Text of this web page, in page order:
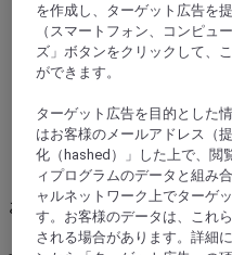
お食事やお飲み物を通じた
を作成し、ターゲット広告を
（スマートフォン、コンピュ
ズ」ボタンをクリックして、
ができます。
ターゲット広告を目的とした
はお客様のメールアドレス（
化（hashed）」した上で、閲
ィプログラムのデータと組み
ャルネットワーク上でターゲ
す。お客様のデータは、これ
される場合があります。詳細